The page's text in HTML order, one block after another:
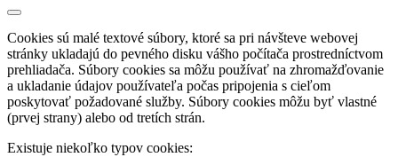
Cookies sú malé textové súbory, ktoré sa pri návšteve webovej
stránky ukladajú do pevného disku vášho počítača prostredníctvom
prehliadača. Súbory cookies sa môžu používať na zhromažďovanie
a ukladanie údajov používateľa počas pripojenia s cieľom
poskytovať požadované služby. Súbory cookies môžu byť vlastné
(prvej strany) alebo od tretích strán.
Existuje niekoľko typov cookies: